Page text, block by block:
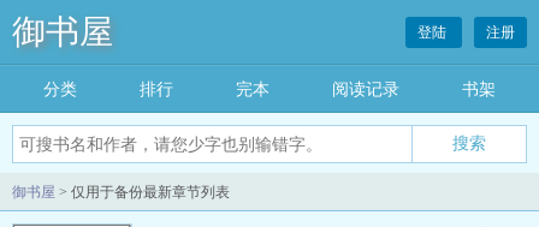
御书屋 登陆 注册
分类 排行 完本 阅读记录 书架
御书屋 > 仅用于备份最新章节列表